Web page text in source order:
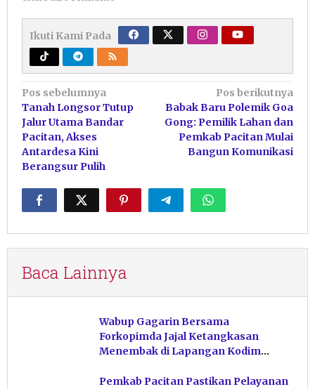
Ikuti Kami Pada
Navigasi
pos
Pos sebelumnya
Tanah Longsor Tutup
Jalur Utama Bandar
Pacitan, Akses
Antardesa Kini
Berangsur Pulih
Pos berikutnya
Babak Baru Polemik Goa
Gong: Pemilik Lahan dan
Pemkab Pacitan Mulai
Bangun Komunikasi
Baca Lainnya
Wabup Gagarin Bersama
Forkopimda Jajal Ketangkasan
Menembak di Lapangan Kodim
Pemkab Pacitan Pastikan Pelayanan